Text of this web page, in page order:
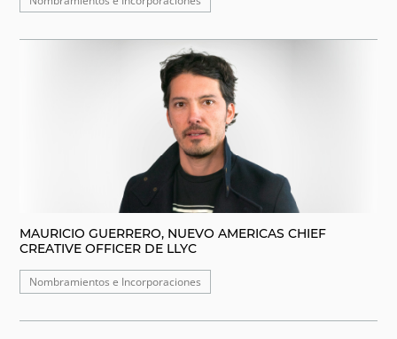
MAURICIO GUERRERO, NUEVO AMERICAS CHIEF
CREATIVE OFFICER DE LLYC
Nombramientos e Incorporaciones